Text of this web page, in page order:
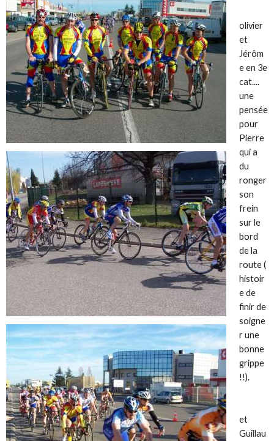
olivier
et
Jérôm
e en 3e
cat....
une
pensée
pour
Pierre
qui a
du
ronger
son
frein
sur le
bord
de la
route (
histoir
e de
finir de
soigne
r une
bonne
grippe
!!).
et
Guillau